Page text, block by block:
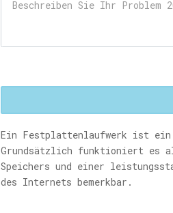
Ein Festplattenlaufwerk ist ein
Grundsätzlich funktioniert es
Speichers und einer
des Internets bemerkbar.